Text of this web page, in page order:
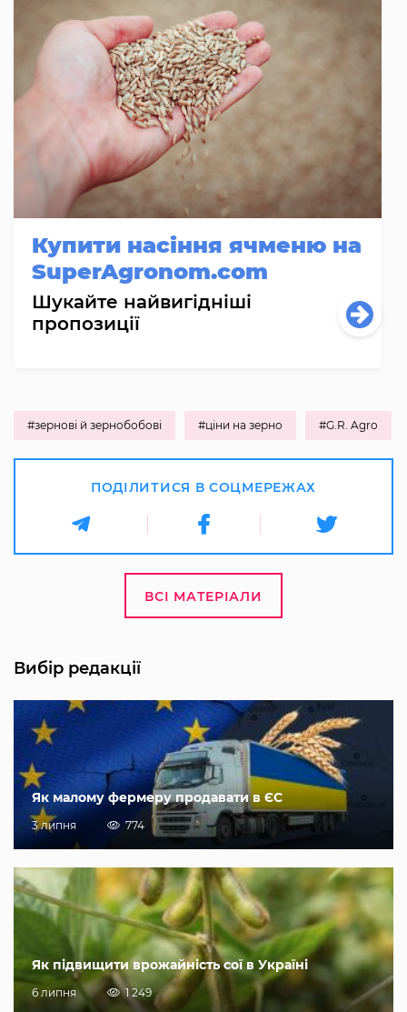
Купити насіння ячменю на
SuperAgronom.com
Шукайте найвигідніші
пропозиції
#зернові й зернобобові #ціни на зерно #G.R. Agro
ПОДІЛИТИСЯ В СОЦМЕРЕЖАХ
ВСІ МАТЕРІАЛИ
Вибір редакції
Як малому фермеру продавати в ЄС
3 липня 774
Як підвищити врожайність сої в Україні
6 липня 1 249